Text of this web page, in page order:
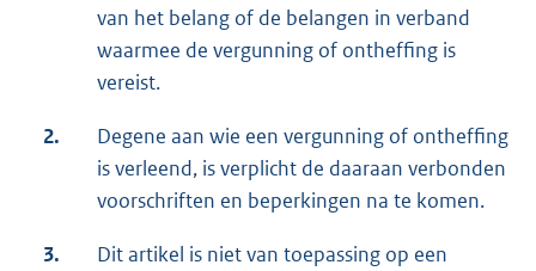
van het belang of de belangen in verband
waarmee de vergunning of ontheffing is
vereist.
2.
Degene aan wie een vergunning of ontheffing
is verleend, is verplicht de daaraan verbonden
voorschriften en beperkingen na te komen.
3.
Dit artikel is niet van toepassing op een